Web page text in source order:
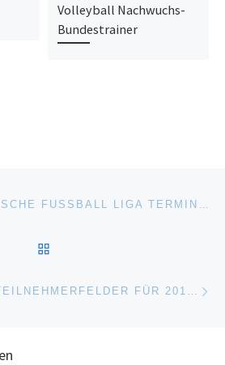
Volleyball Nachwuchs-
Bundestrainer
FUSSBALL: DEUTSCHE FUSSBALL LIGA TERMINIERT SPIELE DER BUNDESLIGA UND 2. BUNDESLIGA BIS FEBRUAR
VOLLEYBALL: WM-TEILNEHMERFELDER FÜR 2018 JETZT VOLLSTÄNDIG